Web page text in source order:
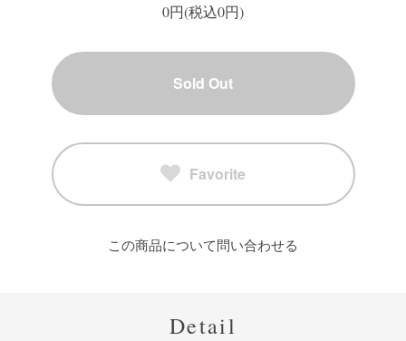
0円(税込0円)
Sold Out
Favorite
この商品について問い合わせる
Detail